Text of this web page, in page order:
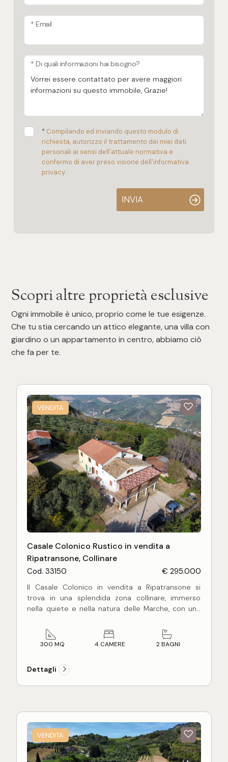
* Email
* Di quali informazioni hai bisogno?
* Compilando ed inviando questo modulo di
richiesta, autorizzo il trattamento dei miei dati
personali ai sensi dell'attuale normativa e
confermo di aver preso visione dell'informativa
privacy.
INVIA
Scopri altre proprietà esclusive
Ogni immobile è unico, proprio come le tue esigenze.
Che tu stia cercando un attico elegante, una villa con
giardino o un appartamento in centro, abbiamo ciò
che fa per te.
VENDITA
Casale Colonico Rustico in vendita a
Ripatransone, Collinare
Cod. 33150 € 295.000
Il Casale Colonico in vendita a Ripatransone si
trova in una splendida zona collinare, immerso
nella quiete e nella natura delle Marche, con una
L'immobile
in aderenza su un lato con altro
fabbricato, si presenta come un'ottima
charme in un contesto tranquillo e riservato.
L'edificio si sviluppa su tre piani, per un totale di
Il casale è dotato di un impianto a radiatori e
pannelli radianti, alimentato da GPL, che garantisce
un'ottima efficienza energetica e un comfort
abitativo ideale in ogni stagione.
300 MQ 4 CAMERE 2 BAGNI
Dettagli
VENDITA